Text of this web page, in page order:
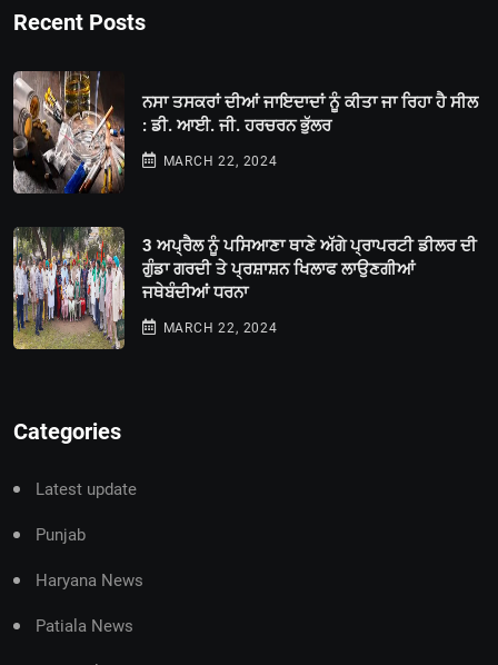
Recent Posts
ਨਸਾ ਤਸਕਰਾਂ ਦੀਆਂ ਜਾਇਦਾਦਾਂ ਨੂੰ ਕੀਤਾ ਜਾ ਰਿਹਾ ਹੈ ਸੀਲ
: ਡੀ. ਆਈ. ਜੀ. ਹਰਚਰਨ ਭੁੱਲਰ
MARCH 22, 2024
3 ਅਪ੍ਰੈਲ ਨੂੰ ਪਸਿਆਣਾ ਥਾਣੇ ਅੱਗੇ ਪ੍ਰਾਪਰਟੀ ਡੀਲਰ ਦੀ
ਗੁੰਡਾ ਗਰਦੀ ਤੇ ਪ੍ਰਸ਼ਾਸ਼ਨ ਖਿਲਾਫ ਲਾਉਣਗੀਆਂ
ਜਥੇਬੰਦੀਆਂ ਧਰਨਾ
MARCH 22, 2024
Categories
Latest update
Punjab
Haryana News
Patiala News